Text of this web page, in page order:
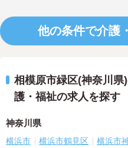
他の条件で介護
相模原市緑区(神奈川
護・福祉の求人を探す
神奈川県
横浜市 横浜市鶴見区 横浜市